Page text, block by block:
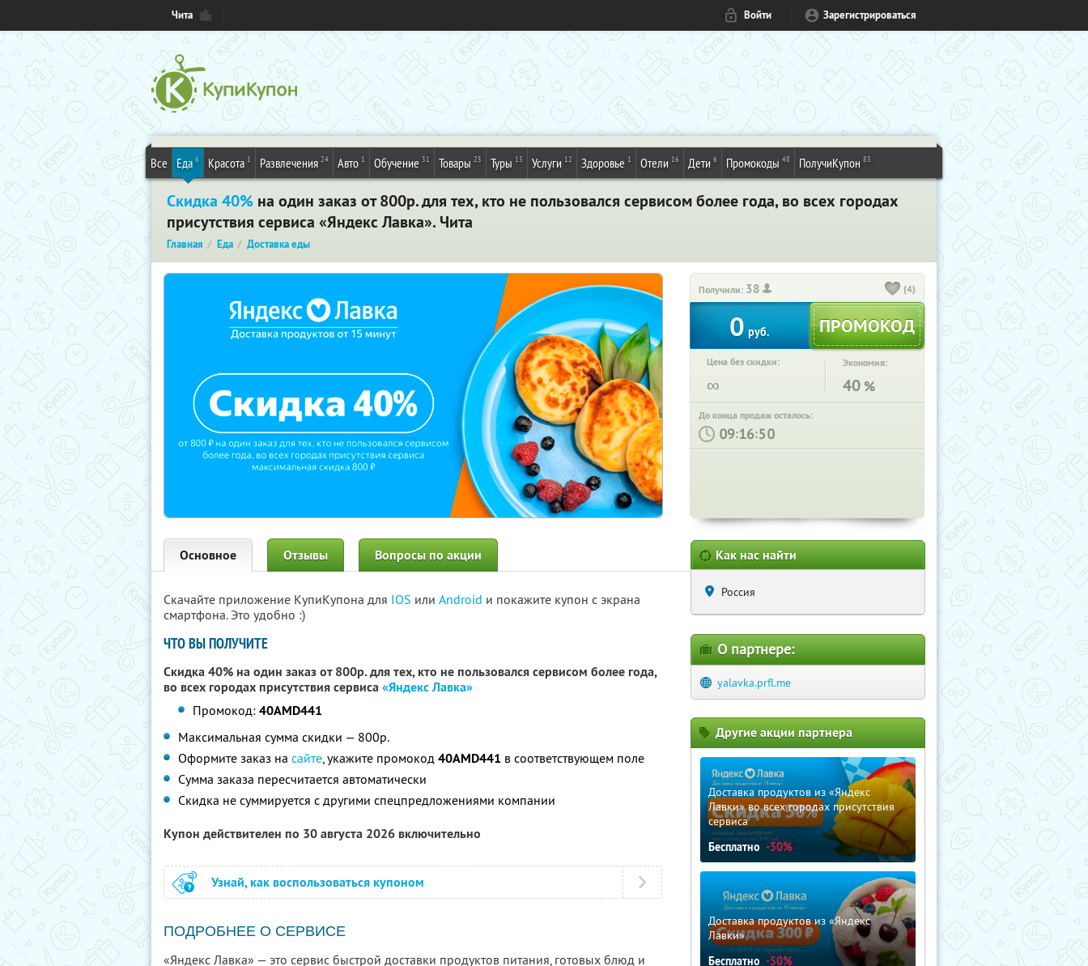
Чита Войти Зарегистрироваться
Все Еда 6 Красота 1 Развлечения 24 Авто 1 Обучение 31 Товары 25 Туры 13 Услуги 12 Здоровье 1 Отели 16 Дети 6 Промокоды 48 ПолучиКупон 83
Скидка 40% на один заказ от 800р. для тех, кто не пользовался сервисом более года, во всех городах
присутствия сервиса «Яндекс Лавка». Чита
Главная Еда Доставка еды
Получили: 38 (4)
0 руб.
Цена без скидки:
∞
Экономия:
40 %
До конца продаж осталось:
: :
Основное Отзывы Вопросы по акции
Скачайте приложение КупиКупона для IOS или Android и покажите купон с экрана
смартфона. Это удобно :)
ЧТО ВЫ ПОЛУЧИТЕ
Скидка 40% на один заказ от 800р. для тех, кто не пользовался сервисом более года,
во всех городах присутствия сервиса«Яндекс Лавка»
Промокод:40AMD441
Максимальная сумма скидки — 800р.
Оформите заказ на сайте, укажите промокод 40AMD441 в соответствующем поле
Сумма заказа пересчитается автоматически
Скидка не суммируется с другими спецпредложениями компании
Купон действителен по 30 августа 2026 включительно
Узнай, как воспользоваться купоном
ПОДРОБНЕЕ О СЕРВИСЕ
«Яндекс Лавка» — это сервис быстрой доставки продуктов питания, готовых блюд и
Как нас найти
Россия
О партнере:
yalavka.prfl.me
Другие акции партнера
Доставка продуктов из «Яндекс
Лавки» во всех городах присутствия
сервиса
Бесплатно -50%
Доставка продуктов из «Яндекс
Лавки»
Бесплатно -50%